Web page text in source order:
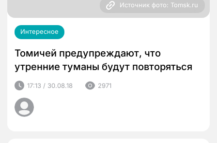
Источник фото: Tomsk.ru
Интересное
Томичей предупреждают, что
утренние туманы будут повторяться
17:13 / 30.08.18 2971